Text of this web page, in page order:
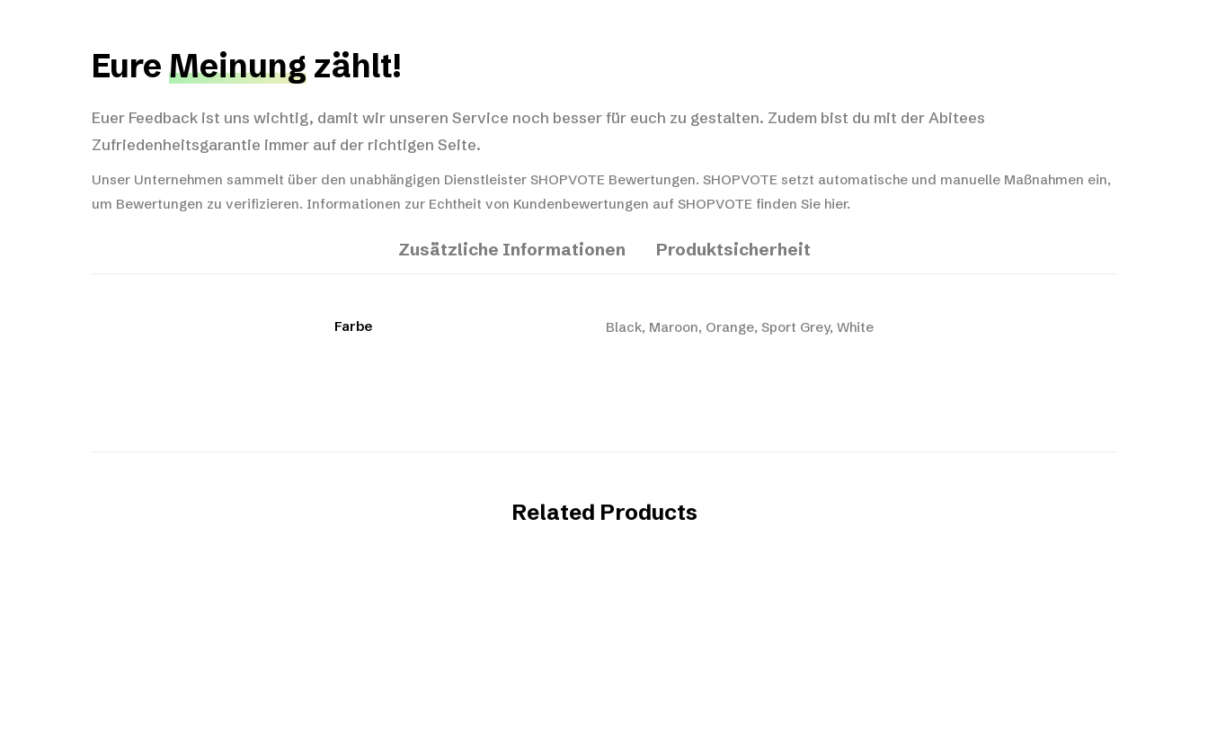
Eure Meinung zählt!
Euer Feedback ist uns wichtig, damit wir unseren Service noch besser für euch zu gestalten. Zudem bist du mit der Abitees
Zufriedenheitsgarantie immer auf der richtigen Seite.
Unser Unternehmen sammelt über den unabhängigen Dienstleister SHOPVOTE Bewertungen. SHOPVOTE setzt automatische und manuelle Maßnahmen ein,
um Bewertungen zu verifizieren. Informationen zur Echtheit von Kundenbewertungen auf SHOPVOTE finden Sie hier.
Zusätzliche Informationen Produktsicherheit
Farbe Black, Maroon, Orange, Sport Grey, White
Related Products